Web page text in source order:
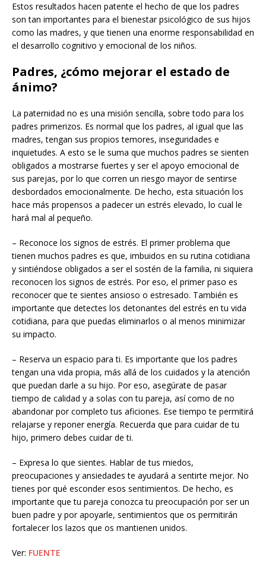
Estos resultados hacen patente el hecho de que los padres
son tan importantes para el bienestar psicológico de sus hijos
como las madres, y que tienen una enorme responsabilidad en
el desarrollo cognitivo y emocional de los niños.
Padres, ¿cómo mejorar el estado de
ánimo?
La paternidad no es una misión sencilla, sobre todo para los
padres primerizos. Es normal que los padres, al igual que las
madres, tengan sus propios temores, inseguridades e
inquietudes. A esto se le suma que muchos padres se sienten
obligados a mostrarse fuertes y ser el apoyo emocional de
sus parejas, por lo que corren un riesgo mayor de sentirse
desbordados emocionalmente. De hecho, esta situación los
hace más propensos a padecer un estrés elevado, lo cual le
hará mal al pequeño.
– Reconoce los signos de estrés. El primer problema que
tienen muchos padres es que, imbuidos en su rutina cotidiana
y sintiéndose obligados a ser el sostén de la familia, ni siquiera
reconocen los signos de estrés. Por eso, el primer paso es
reconocer que te sientes ansioso o estresado. También es
importante que detectes los detonantes del estrés en tu vida
cotidiana, para que puedas eliminarlos o al menos minimizar
su impacto.
– Reserva un espacio para ti. Es importante que los padres
tengan una vida propia, más allá de los cuidados y la atención
que puedan darle a su hijo. Por eso, asegúrate de pasar
tiempo de calidad y a solas con tu pareja, así como de no
abandonar por completo tus aficiones. Ese tiempo te permitirá
relajarse y reponer energía. Recuerda que para cuidar de tu
hijo, primero debes cuidar de ti.
– Expresa lo que sientes. Hablar de tus miedos,
preocupaciones y ansiedades te ayudará a sentirte mejor. No
tienes por qué esconder esos sentimientos. De hecho, es
importante que tu pareja conozca tu preocupación por ser un
buen padre y por apoyarle, sentimientos que os permitirán
fortalecer los lazos que os mantienen unidos.
Ver: FUENTE